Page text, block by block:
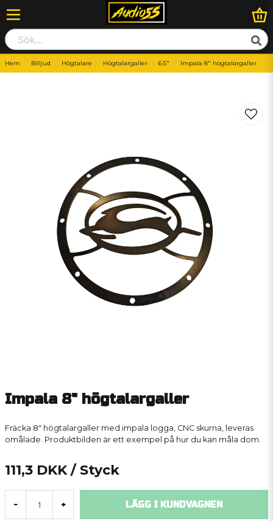
Hem Billjud Högtalare Högtalargaller 6.5" Impala 8" högtalargaller
Impala 8" högtalargaller
Fräcka 8" högtalargaller med impala logga, CNC skurna, leveras
omålade. Produktbilden är ett exempel på hur du kan måla dom.
111,3 DKK / Styck
- + LÄGG I KUNDVAGNEN